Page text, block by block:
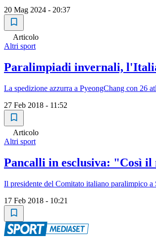
20 Mag 2024 - 20:37
Articolo
Altri sport
Paralimpiadi invernali,
La spedizione azzurra a PyeongChang con 26
27 Feb 2018 - 11:52
Articolo
Altri sport
Pancalli in esclusiva: "Così
Il presidente del Comitato italiano paralimpico
17 Feb 2018 - 10:21